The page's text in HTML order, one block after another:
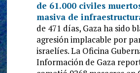
de 61.000 civiles
masiva de
de 471 días, Gaza ha sido
agresión implacable por
israelíes. La Oficina
Información de Gaza